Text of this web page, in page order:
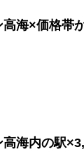
海×価格帯
海内の駅